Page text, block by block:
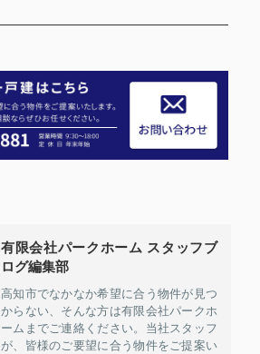
有限会社パークホーム スタッフブ
ログ編集部
高知市でなかなか希望に合う物件が見つ
からない、そんな方は有限会社パークホ
ームまでご連絡ください。当社スタッフ
が、皆様のご要望に合う物件をご提案い